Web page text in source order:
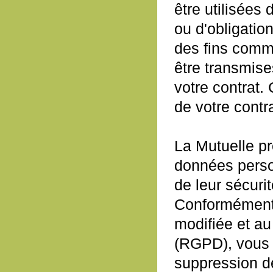
être utilisées
ou
des fins
être
votre contrat.
de votre
La Mutuelle
données
de leur
modifiée et
(RGPD),
suppression